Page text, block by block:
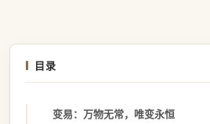
目录
变易：万物无常，唯变永恒